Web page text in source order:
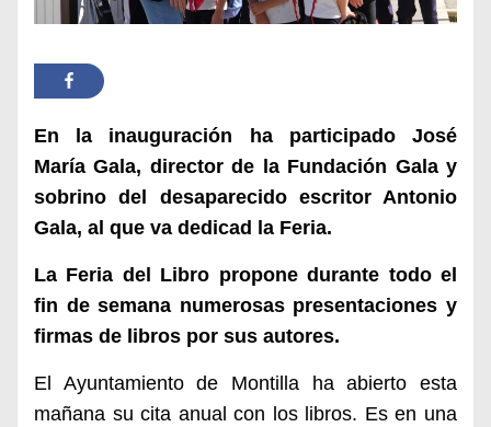
En la inauguración ha participado José
María Gala, director de la Fundación Gala y
sobrino del desaparecido escritor Antonio
Gala, al que va dedicad la Feria.
La Feria del Libro propone durante todo el
fin de semana numerosas presentaciones y
firmas de libros por sus autores.
El Ayuntamiento de Montilla ha abierto esta
mañana su cita anual con los libros. Es en una